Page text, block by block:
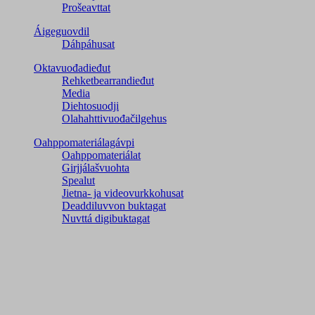
Prošeavttat
Áigeguovdil
Dáhpáhusat
Oktavuođadieđut
Rehketbearrandieđut
Media
Diehtosuodji
Olahahttivuođačilgehus
Oahppomateriálagávpi
Oahppomateriálat
Girjjálašvuohta
Spealut
Jietna- ja videovurkkohusat
Deaddiluvvon buktagat
Nuvttá digibuktagat